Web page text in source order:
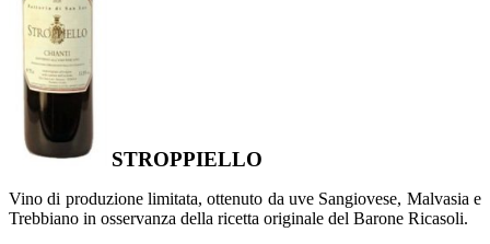
STROPPIELLO
Vino di produzione limitata, ottenuto da uve Sangiovese, Malvasia e
Trebbiano in osservanza della ricetta originale del Barone Ricasoli.